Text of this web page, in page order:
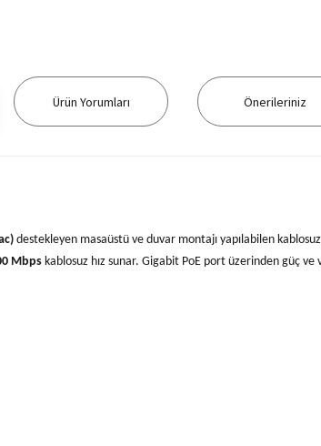
Ürün Yorumları Önerileriniz
destekleyen masaüstü ve duvar montajı yapılabilen
Mbps kablosuz hız sunar. Gigabit PoE port üzerinden güç